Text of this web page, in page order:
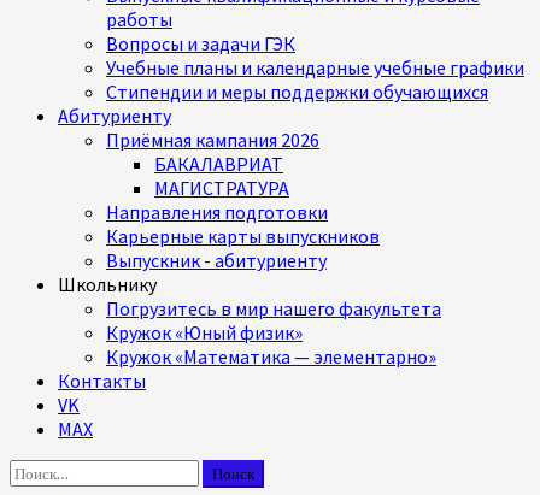
работы
Вопросы и задачи ГЭК
Учебные планы и календарные учебные графики
Стипендии и меры поддержки обучающихся
Абитуриенту
Приёмная кампания 2026
БАКАЛАВРИАТ
МАГИСТРАТУРА
Направления подготовки
Карьерные карты выпускников
Выпускник - абитуриенту
Школьнику
Погрузитесь в мир нашего факультета
Кружок «Юный физик»
Кружок «Математика — элементарно»
Контакты
VK
MAX
Найти: